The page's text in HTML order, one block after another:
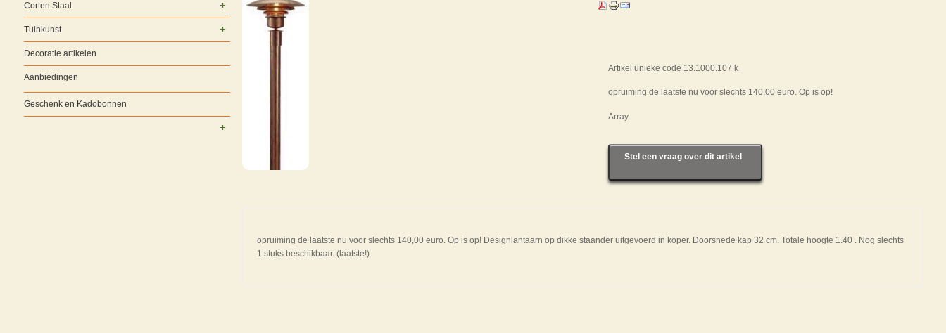
Artikel unieke code 13.1000.107 k
opruiming de laatste nu voor slechts 140,00 euro. Op is op!
Array
Stel een vraag over dit artikel
opruiming de laatste nu voor slechts 140,00 euro. Op is op! Designlantaarn op dikke staander uitgevoerd in koper. Doorsnede kap 32 cm. Totale hoogte 1.40 . Nog slechts
1 stuks beschikbaar. (laatste!)
Corten Staal
Tuinkunst
Decoratie artikelen
Aanbiedingen
Geschenk en Kadobonnen